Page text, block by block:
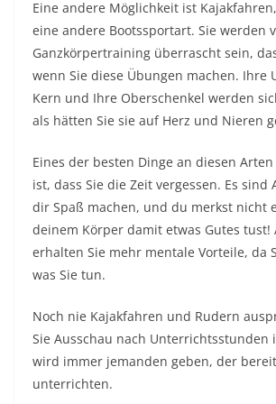
Eine andere Möglichkeit ist
eine andere Bootssportart. Sie werden
Ganzkörpertraining überrascht sein,
wenn Sie diese Übungen machen. Ihre
Kern und Ihre Oberschenkel werden
als hätten Sie sie auf Herz und Nieren
Eines der besten Dinge an diesen
ist, dass Sie die Zeit vergessen. Es sind
dir Spaß machen, und du merkst nicht
deinem Körper damit etwas Gutes tust!
erhalten Sie mehr mentale Vorteile, da
was Sie tun.
Noch nie Kajakfahren und Rudern
Sie Ausschau nach Unterrichtsstunden
wird immer jemanden geben, der
unterrichten.